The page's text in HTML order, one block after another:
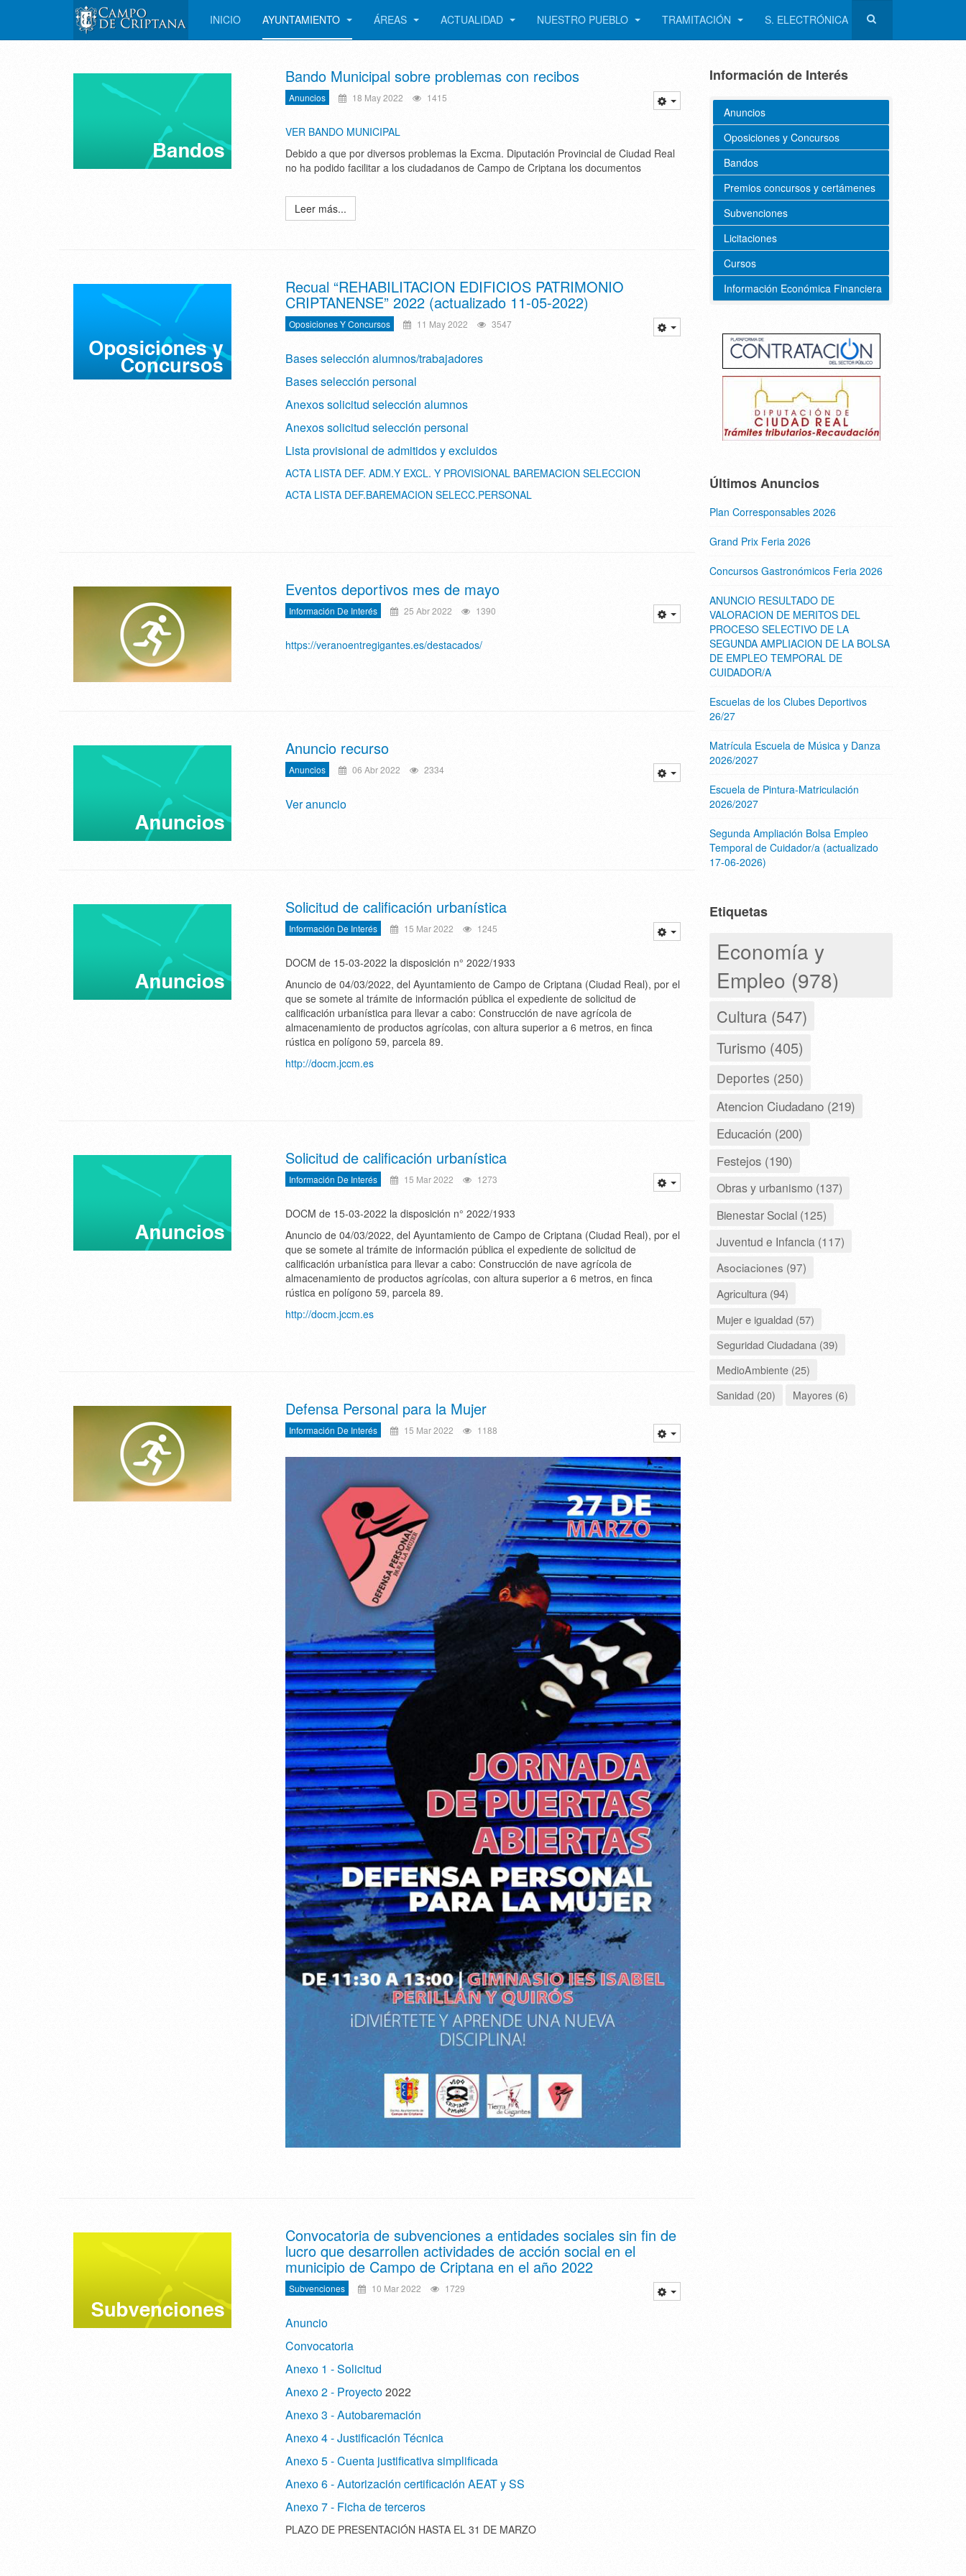
INICIO AYUNTAMIENTO ÁREAS ACTUALIDAD NUESTRO PUEBLO TRAMITACIÓN S. ELECTRÓNICA
Bando Municipal sobre problemas con recibos
Anuncios 18 May 2022 1415
VER BANDO MUNICIPAL
Debido a que por diversos problemas la Excma. Diputación Provincial de Ciudad Real
no ha podido facilitar a los ciudadanos de Campo de Criptana los documentos
Leer más...
Recual “REHABILITACION EDIFICIOS PATRIMONIO
CRIPTANENSE” 2022 (actualizado 11-05-2022)
Oposiciones Y Concursos 11 May 2022 3547
Bases selección alumnos/trabajadores
Bases selección personal
Anexos solicitud selección alumnos
Anexos solicitud selección personal
Lista provisional de admitidos y excluidos
ACTA LISTA DEF. ADM.Y EXCL. Y PROVISIONAL BAREMACION SELECCION
ACTA LISTA DEF.BAREMACION SELECC.PERSONAL
Eventos deportivos mes de mayo
Información De Interés 25 Abr 2022 1390
https://veranoentregigantes.es/destacados/
Anuncio recurso
Anuncios 06 Abr 2022 2334
Ver anuncio
Solicitud de calificación urbanística
Información De Interés 15 Mar 2022 1245
DOCM de 15-03-2022 la disposición n° 2022/1933
Anuncio de 04/03/2022, del Ayuntamiento de Campo de Criptana (Ciudad Real), por el
que se somete al trámite de información pública el expediente de solicitud de
calificación urbanística para llevar a cabo: Construcción de nave agrícola de
almacenamiento de productos agrícolas, con altura superior a 6 metros, en finca
rústica en polígono 59, parcela 89.
http://docm.jccm.es
Solicitud de calificación urbanística
Información De Interés 15 Mar 2022 1273
DOCM de 15-03-2022 la disposición n° 2022/1933
Anuncio de 04/03/2022, del Ayuntamiento de Campo de Criptana (Ciudad Real), por el
que se somete al trámite de información pública el expediente de solicitud de
calificación urbanística para llevar a cabo: Construcción de nave agrícola de
almacenamiento de productos agrícolas, con altura superior a 6 metros, en finca
rústica en polígono 59, parcela 89.
http://docm.jccm.es
Defensa Personal para la Mujer
Información De Interés 15 Mar 2022 1188
Convocatoria de subvenciones a entidades sociales sin fin de
lucro que desarrollen actividades de acción social en el
municipio de Campo de Criptana en el año 2022
Subvenciones 10 Mar 2022 1729
Anuncio
Convocatoria
Anexo 1 - Solicitud
Anexo 2 - Proyecto2022
Anexo 3 - Autobaremación
Anexo 4 - Justificación Técnica
Anexo 5 - Cuenta justificativa simplificada
Anexo 6 - Autorización certificación AEAT y SS
Anexo 7 - Ficha de terceros
PLAZO DE PRESENTACIÓN HASTA EL 31 DE MARZO
Información de Interés
Anuncios
Oposiciones y Concursos
Bandos
Premios concursos y certámenes
Subvenciones
Licitaciones
Cursos
Información Económica Financiera
Últimos Anuncios
Plan Corresponsables 2026
Grand Prix Feria 2026
Concursos Gastronómicos Feria 2026
ANUNCIO RESULTADO DE
VALORACION DE MERITOS DEL
PROCESO SELECTIVO DE LA
SEGUNDA AMPLIACION DE LA BOLSA
DE EMPLEO TEMPORAL DE
CUIDADOR/A
Escuelas de los Clubes Deportivos
26/27
Matrícula Escuela de Música y Danza
2026/2027
Escuela de Pintura-Matriculación
2026/2027
Segunda Ampliación Bolsa Empleo
Temporal de Cuidador/a (actualizado
17-06-2026)
Etiquetas
Economía y
Empleo (978)
Cultura (547)
Turismo (405)
Deportes (250)
Atencion Ciudadano (219)
Educación (200)
Festejos (190)
Obras y urbanismo (137)
Bienestar Social (125)
Juventud e Infancia (117)
Asociaciones (97)
Agricultura (94)
Mujer e igualdad (57)
Seguridad Ciudadana (39)
MedioAmbiente (25)
Sanidad (20)
Mayores (6)